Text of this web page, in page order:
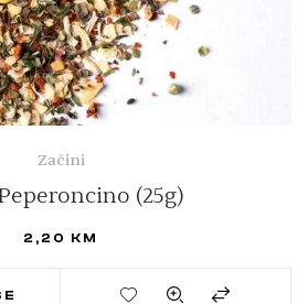
Začini
(25g)
2,20 KM